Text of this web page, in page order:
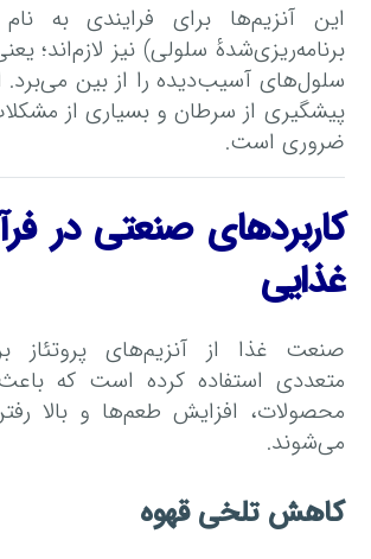
این آنزیم‌ها برای فرایندی به
برنامه‌ریزی‌شدهٔ سلولی) نیز لازم‌اند؛
سلول‌های آسیب‌دیده را از بین می‌برد.
پیشگیری از سرطان و بسیاری از
ضروری است.
کاربردهای صنعتی در
غذایی
صنعت غذا از آنزیم‌های پروتئاز
متعددی استفاده کرده است که
محصولات، افزایش طعم‌ها و بالا
می‌شوند.
کاهش تلخی قهوه